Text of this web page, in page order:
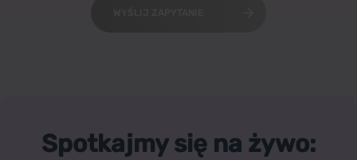
Spotkajmy się na żywo: